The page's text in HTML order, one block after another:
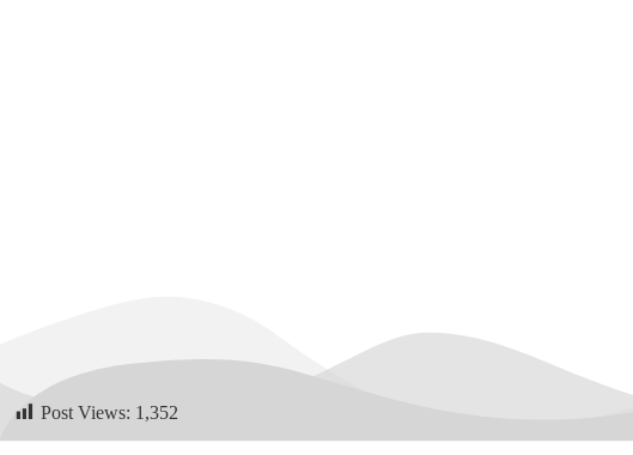
Post Views: 1,352